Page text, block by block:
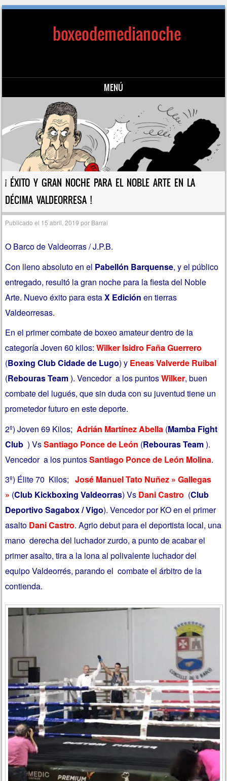
boxeodemedianoche
MENÚ
Saltar al contenido
¡ ÉXITO Y GRAN NOCHE PARA EL NOBLE ARTE EN LA
DÉCIMA VALDEORRESA !
Publicado el 15 abril, 2019 por Barral
O Barco de Valdeorras / J.P.B.
Con lleno absoluto en el Pabellón Barquense, y el público
entregado, resultó la gran noche para la fiesta del Noble
Arte. Nuevo éxito para estaX Edición en tierras
Valdeorresas.
En el primer combate de boxeo amateur dentro de la
categoría Joven 60 kilos:Wilker Isidro Faña Guerrero
(Boxing Club Cidade de Lugo) y Eneas Valverde Ruibal
(Rebouras Team). Vencedor a los puntosWilker, buen
combate del lugués, que sin duda con su juventud tiene un
prometedor futuro en este deporte.
2º) Joven 69 Kilos;Adrián Martínez Abella (Mamba Fight
Club ) VsSantiago Ponce de León (Rebouras Team).
Vencedor a los puntosSantiago Ponce de León Molina.
3º) Élite 70 Kilos;José Manuel Tato Nuñez » Gallegas
» (Club Kickboxing Valdeorras) Vs Dani Castro (Club
Deportivo Sagabox / Vigo).Vencedor por KO en el primer
asalto Dani Castro. Agrio debut para el deportista local, una
mano derecha del luchador zurdo, a punto de acabar el
primer asalto, tira a la lona al polivalente luchador del
equipo Valdeorrés, parando el combate el árbitro de la
contienda.